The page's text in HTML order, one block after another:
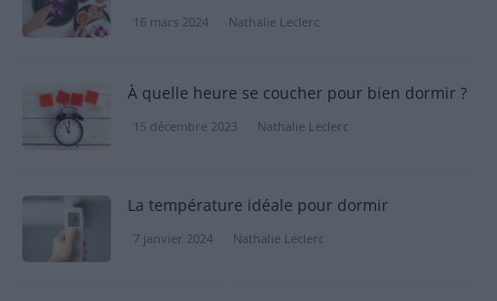
16 mars 2024 Nathalie Leclerc
À quelle heure se coucher pour bien dormir ?
15 décembre 2023 Nathalie Leclerc
La température idéale pour dormir
7 janvier 2024 Nathalie Leclerc